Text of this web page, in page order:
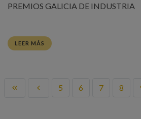
PREMIOS GALICIA DE INDUSTRIA
LEER MÁS
5 6 7 8